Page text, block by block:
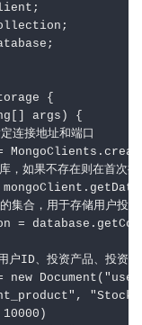
{
args) {
连接地址和端口
如果不存在则在首次插
，用于存储用户投资
=
ID、投资产品、投资金
new
"Stock